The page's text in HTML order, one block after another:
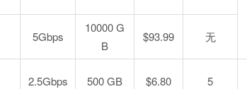
5Gbps
10000 G
B
$93.99 无
2.5Gbps 500 GB $6.80
5